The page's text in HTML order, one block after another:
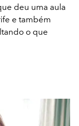
deu uma aula
e também
o que